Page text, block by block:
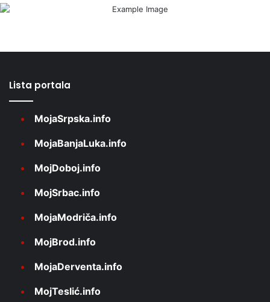
Lista portala
MojaSrpska.info
MojaBanjaLuka.info
MojDoboj.info
MojSrbac.info
MojaModriča.info
MojBrod.info
MojaDerventa.info
MojTeslić.info